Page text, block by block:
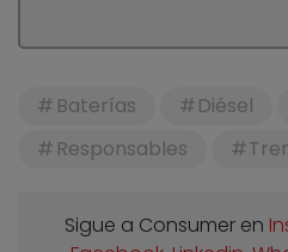
Baterías Diésel
Responsables
Sigue a Consumer en